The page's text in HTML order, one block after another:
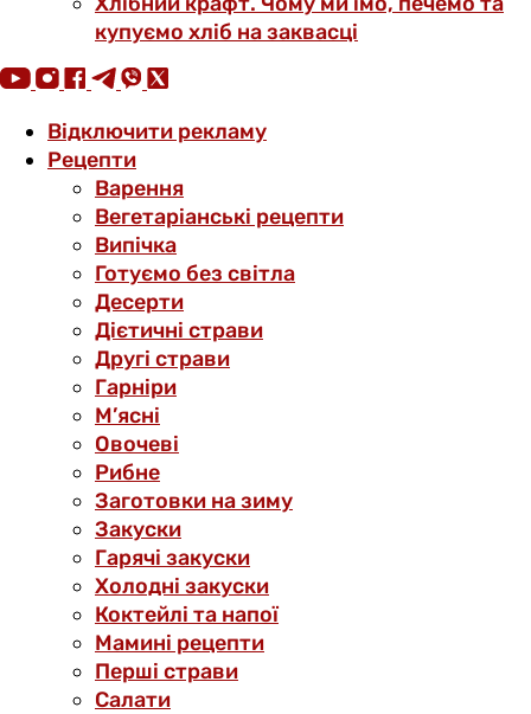
купуємо хліб на заквасці
Відключити рекламу
Рецепти
Варення
Вегетаріанські рецепти
Випічка
Готуємо без світла
Десерти
Дієтичні страви
Другі страви
Гарніри
М’ясні
Овочеві
Рибне
Заготовки на зиму
Закуски
Гарячі закуски
Холодні закуски
Коктейлі та напої
Мамині рецепти
Перші страви
Салати